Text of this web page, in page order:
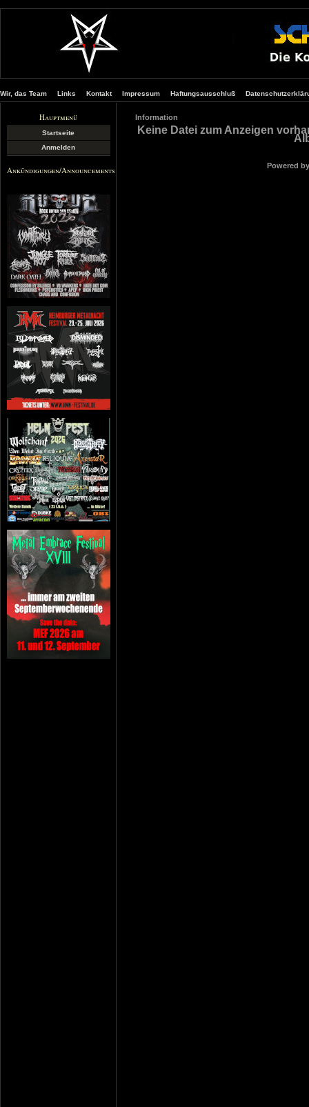
Wir, das Team Links Kontakt Impressum Haftungsausschluß
Hauptmenü
Startseite
Anmelden
Ankündigungen/Announcements
Information
Keine Datei zum Anzeigen
Powered